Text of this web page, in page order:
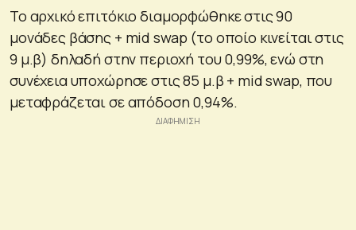
Το αρχικό επιτόκιο διαμορφώθηκε στις 90
μονάδες βάσης + mid swap (το οποίο κινείται στις
9 μ.β) δηλαδή στην περιοχή του 0,99%, ενώ στη
συνέχεια υποχώρησε στις 85 μ.β + mid swap, που
μεταφράζεται σε απόδοση 0,94%.